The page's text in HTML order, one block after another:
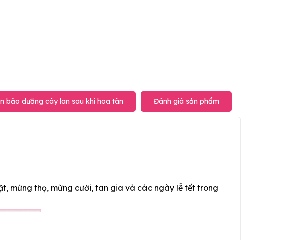
bảo dưỡng cây lan sau khi hoa tàn Đánh giá sản phẩm
mừng thọ, mừng cưới, tân gia và các ngày lễ tết trong